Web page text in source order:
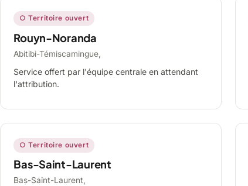
○ Territoire ouvert
Rouyn-Noranda
Abitibi-Témiscamingue,
Service offert par l'équipe centrale en attendant
l'attribution.
○ Territoire ouvert
Bas-Saint-Laurent
Bas-Saint-Laurent,